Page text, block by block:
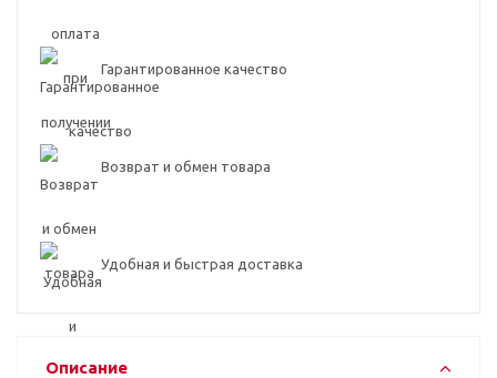
Гарантированное качество
Возврат и обмен товара
Удобная и быстрая доставка
Описание